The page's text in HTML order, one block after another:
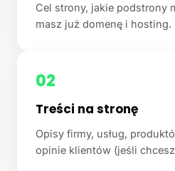
Cel strony, jakie podstrony
masz już domenę i hosting.
02
Treści na stronę
Opisy firmy, usług,
opinie klientów (jeśli